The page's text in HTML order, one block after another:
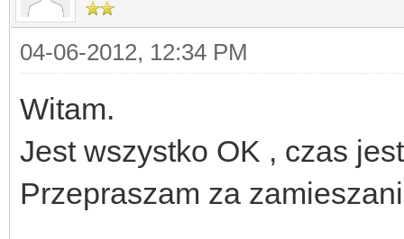
04-06-2012, 12:34 PM
Witam.
Jest wszystko OK , czas
Przepraszam za